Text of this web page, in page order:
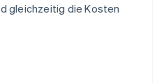
gleichzeitig die Kosten